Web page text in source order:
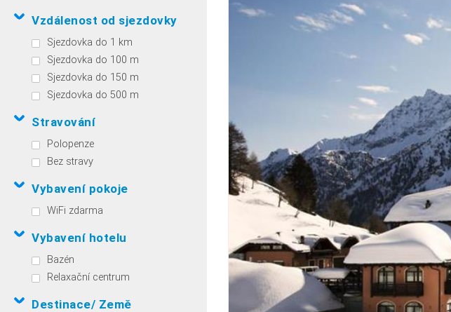
Vzdálenost od sjezdovky
Sjezdovka do 1 km
Sjezdovka do 100 m
Sjezdovka do 150 m
Sjezdovka do 500 m
Stravování
Polopenze
Bez stravy
Vybavení pokoje
WiFi zdarma
Vybavení hotelu
Bazén
Relaxační centrum
Destinace/ Země